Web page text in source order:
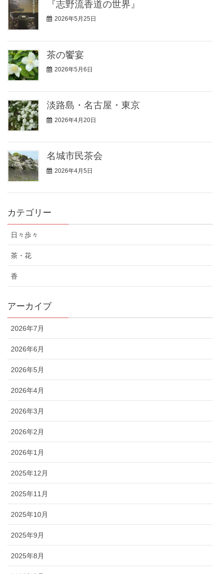
『志野流香道の世界』
2026年5月25日
茶の饗宴
2026年5月6日
淡路島・名古屋・東京
2026年4月20日
名城市民茶会
2026年4月5日
カテゴリー
日々歩々
茶・花
香
アーカイブ
2026年7月
2026年6月
2026年5月
2026年4月
2026年3月
2026年2月
2026年1月
2025年12月
2025年11月
2025年10月
2025年9月
2025年8月